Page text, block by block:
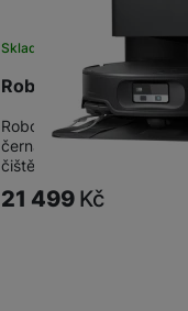
Roborock Qrevo Edge
Skladem
Roborock Qrevo Edge 2
černá • Sací výkon 25
čištění tvrdých podlah i
21 499 Kč